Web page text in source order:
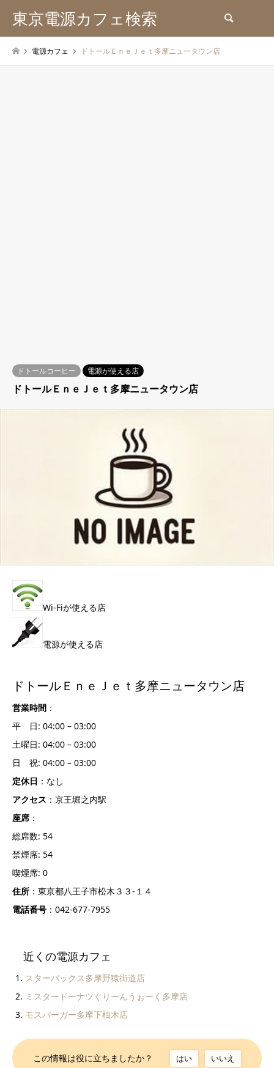
東京電源カフェ検索
電源カフェ ドトールＥｎｅＪｅｔ多摩ニュータウン店
ドトールコーヒー
電源が使える店
ドトールＥｎｅＪｅｔ多摩ニュータウン店
Wi-Fiが使える店
電源が使える店
ドトールＥｎｅＪｅｔ多摩ニュータウン店
営業時間 ：
平 日: 04:00 – 03:00
土曜日: 04:00 – 03:00
日 祝: 04:00 – 03:00
定休日 ：なし
アクセス ：京王堀之内駅
座席 ：
総席数: 54
禁煙席: 54
喫煙席: 0
住所 ：東京都八王子市松木３３‐１４
電話番号 ：042-677-7955
近くの電源カフェ
スターバックス多摩野猿街道店
ミスタードーナツぐりーんうぉーく多摩店
モスバーガー多摩下柚木店
この情報は役に立ちましたか？ はい いいえ